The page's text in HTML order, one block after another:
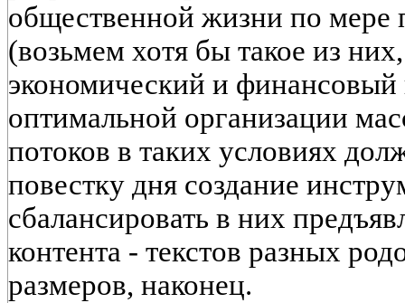
общественной жизни по мере
(возьмем хотя бы такое из
экономический и
оптимальной организации
потоков в таких условиях
повестку дня создание
сбалансировать в них
контента - текстов разных
размеров, наконец.